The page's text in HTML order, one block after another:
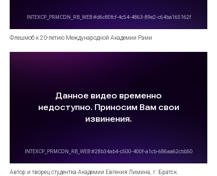
Флешмоб к 20-летию Международной Академии Рами
Автор и творец студентка Академии Евгения Лимина, г. Братск.